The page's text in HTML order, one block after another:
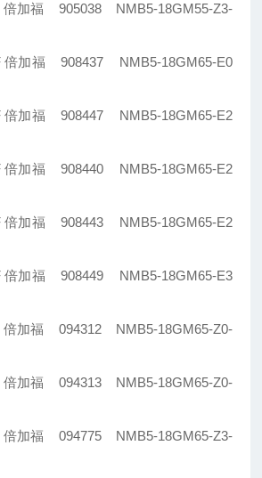
倍加福 905038 NMB5-18GM55-Z3-
倍加福 908437 NMB5-18GM65-E0
倍加福 908447 NMB5-18GM65-E2
倍加福 908440 NMB5-18GM65-E2
倍加福 908443 NMB5-18GM65-E2
倍加福 908449 NMB5-18GM65-E3
倍加福 094312 NMB5-18GM65-Z0-
倍加福 094313 NMB5-18GM65-Z0-
倍加福 094775 NMB5-18GM65-Z3-